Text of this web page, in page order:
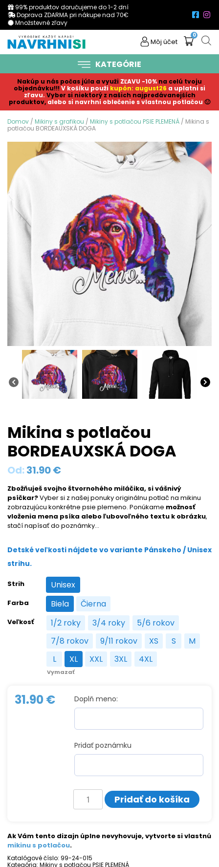
99% produktov doručujeme do 1-2 dní
Doprava ZDARMA pri nákupe nad 70€
Množstevné zľavy
Môj účet
0
KATEGÓRIE
Nakúp u nás počas júla a využi ZĽAVU -10% na celú tvoju
objednávku!!! V košíku použi kupón: august26 a uplatni si
zľavu. Vyber si niektorý z našich najpredávanejších
produktov, alebo si navrhni oblečenie s vlastnou potlačou 🙂
Domov / Mikiny s grafikou / Mikiny s potlačou PSIE PLEMENÁ / Mikina s
potlačou BORDEAUXSKÁ DOGA
Mikina s potlačou
BORDEAUXSKÁ DOGA
Od:31.90€
Zbožňuješ svojho štvornohého miláčika, si vášnivý
psíčkar?Vyber si z našej ponuky originálnu potlač na mikinu
zobrazujúcu konkrétne psie plemeno. Ponúkame možnosť
vloženia mena psíka alebo ľubovoľného textu k obrázku,
stačí napísať do poznámky…
Detské veľkosti nájdete vo variante Pánskeho / Unisex
strihu.
Strih Unisex
Unisex
Farba Biela
Biela Čierna
Čierna
Veľkosť 1/2 roky
1/2 roky 3/4 roky
3/4 roky 5/6 rokov
5/6 rokov
7/8 rokov
7/8 rokov9/11 rokov
9/11 rokovXS
XS S
S M
M
LL XL
XL XXL
XXL 3XL
3XL 4XL
4XL
Vymazať
31.90€ Doplň meno:
Pridať poznámku
množstvo
Mikina
s
DOGA
Pridať do košíka
Ak Vám tento dizajn úplne nevyhovuje, vytvorte si vlastnú
mikinu s potlačou.
Katalógové číslo: 99-24-015
Kategória: Mikiny s potlačou PSIE PLEMENÁ